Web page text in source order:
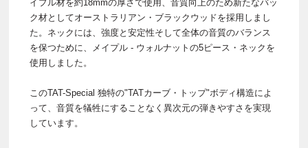
イプル材を約18mmの厚さで使用、音質向上のため新たなバッ
ク材としてオーストラリアン・ブラックウッドを採用しまし
た。ネックには、強度と安定性そして全体の音質のバランス
を保つために、メイプル - ウォルナットの5ピース・ネックを
使用しました。
このTAT-Special 独特の"TATカーブ・トップ"ボディ構造によ
って、音質を犠牲にすることなく異次元の弾きやすさを実現
しています。